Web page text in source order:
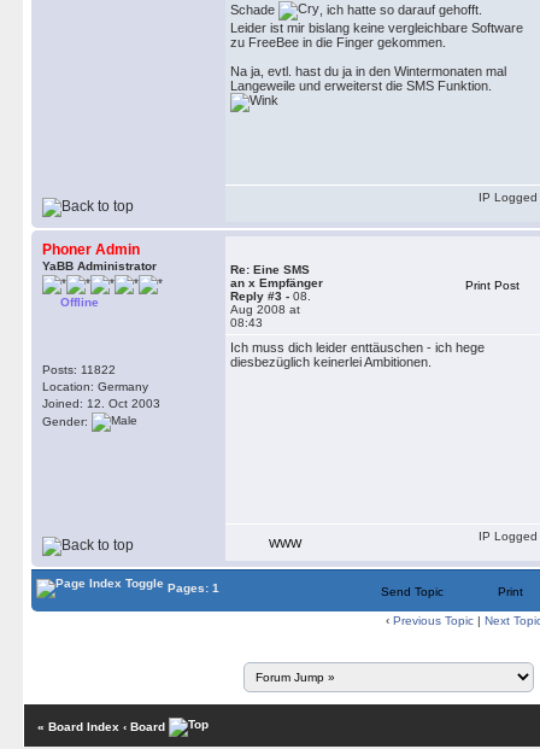
Schade
, ich hatte so darauf gehofft.
Leider ist mir bislang keine vergleichbare Software
zu FreeBee in die Finger gekommen.
Na ja, evtl. hast du ja in den Wintermonaten mal
Langeweile und erweiterst die SMS Funktion.
IP Logged
Phoner Admin
YaBB Administrator
Offline
Posts: 11822
Location: Germany
Joined: 12. Oct 2003
Gender:
Re: Eine SMS
an x Empfänger
Reply #3 - 08.
Aug 2008 at
08:43
Print Post
Ich muss dich leider enttäuschen - ich hege
diesbezüglich keinerlei Ambitionen.
WWW
IP Logged
Pages: 1 Send Topic Print
‹ Previous Topic | Next
« Board Index ‹ Board